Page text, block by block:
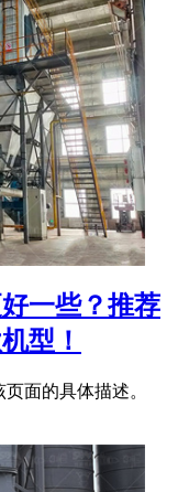
一些？推荐
型！
面的具体描述。